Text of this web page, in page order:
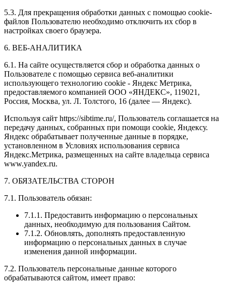
5.3. Для прекращения обработки данных с помощью cookie-
файлов Пользователю необходимо отключить их сбор в
настройках своего браузера.
6. ВЕБ-АНАЛИТИКА
6.1. На сайте осуществляется сбор и обработка данных о
Пользователе с помощью сервиса веб-аналитики
использующего технологию cookie - Яндекс Метрика,
предоставляемого компанией ООО «ЯНДЕКС», 119021,
Россия, Москва, ул. Л. Толстого, 16 (далее — Яндекс).
Используя сайт https://sibtime.ru/, Пользователь соглашается на
передачу данных, собранных при помощи cookie, Яндексу.
Яндекс обрабатывает полученные данные в порядке,
установленном в Условиях использования сервиса
Яндекс.Метрика, размещенных на сайте владельца сервиса
www.yandex.ru.
7. ОБЯЗАТЕЛЬСТВА СТОРОН
7.1. Пользователь обязан:
7.1.1. Предоставить информацию о персональных
данных, необходимую для пользования Сайтом.
7.1.2. Обновлять, дополнять предоставленную
информацию о персональных данных в случае
изменения данной информации.
7.2. Пользователь персональные данные которого
обрабатываются сайтом, имеет право: